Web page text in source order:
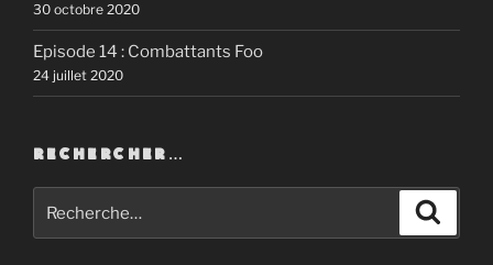
30 octobre 2020
Episode 14 : Combattants Foo
24 juillet 2020
RECHERCHER…